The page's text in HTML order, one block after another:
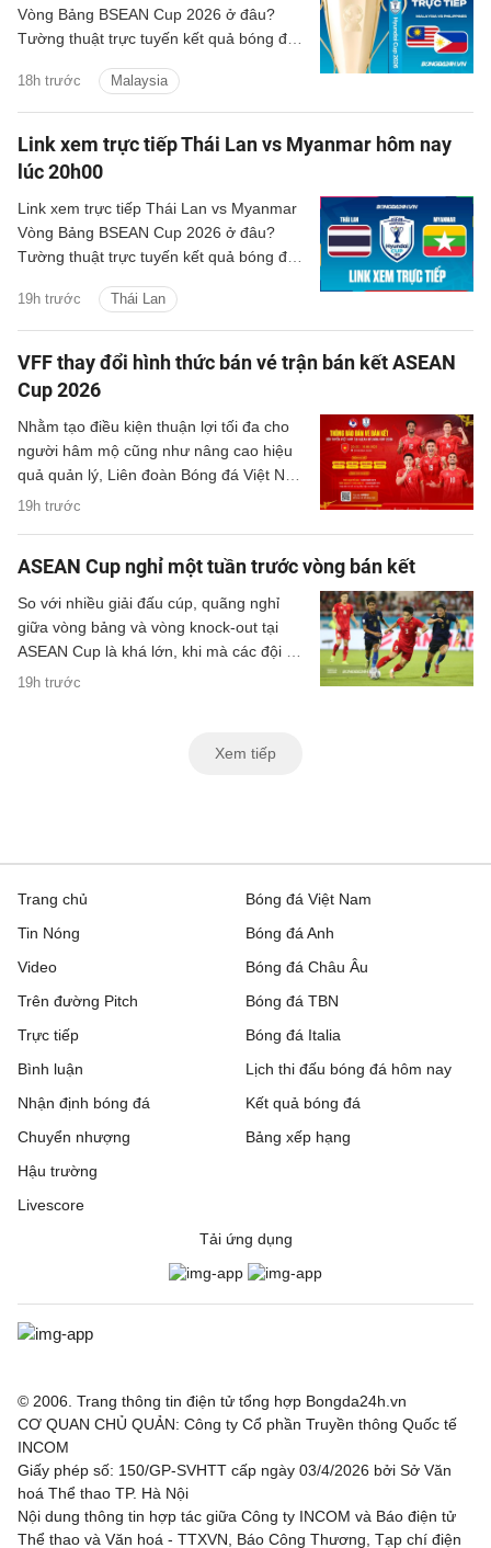
18h trước Malaysia
Vòng Bảng BSEAN Cup 2026 ở đâu?
Tường thuật trực tuyến kết quả bóng đá
sóng nào?
Link xem trực tiếp Thái Lan vs Myanmar hôm nay
lúc 20h00
19h trước Thái Lan
Link xem trực tiếp Thái Lan vs Myanmar
Vòng Bảng BSEAN Cup 2026 ở đâu?
Tường thuật trực tuyến kết quả bóng đá
sóng nào?
VFF thay đổi hình thức bán vé trận bán kết ASEAN
Cup 2026
19h trước
Nhằm tạo điều kiện thuận lợi tối đa cho
người hâm mộ cũng như nâng cao hiệu
quả quản lý, Liên đoàn Bóng đá Việt Nam
(VFF) đã chính thức thông báo về việc
ASEAN Cup nghỉ một tuần trước vòng bán kết
19h trước
So với nhiều giải đấu cúp, quãng nghỉ
giữa vòng bảng và vòng knock-out tại
ASEAN Cup là khá lớn, khi mà các đội sẽ
có quãng nghỉ lên tới một tuần cho các
Xem tiếp
Trang chủ
Tin Nóng
Video
Trên đường Pitch
Trực tiếp
Bóng đá Việt Nam
Bóng đá Anh
Bóng đá Châu Âu
Bóng đá TBN
Bóng đá Italia
Bình luận
Nhận định bóng đá
Chuyển nhượng
Hậu trường
Livescore
Lịch thi đấu bóng đá hôm nay
Kết quả bóng đá
Bảng xếp hạng
Tải ứng dụng
© 2006. Trang thông tin điện tử tổng hợp Bongda24h.vn
CƠ QUAN CHỦ QUẢN: Công ty Cổ phần Truyền thông Quốc tế
INCOM
Giấy phép số: 150/GP-SVHTT cấp ngày 03/4/2026 bởi Sở Văn
hoá Thể thao TP. Hà Nội
Nội dung thông tin hợp tác giữa Công ty INCOM và Báo điện tử
Thể thao và Văn hoá - TTXVN, Báo Công Thương, Tạp chí điện